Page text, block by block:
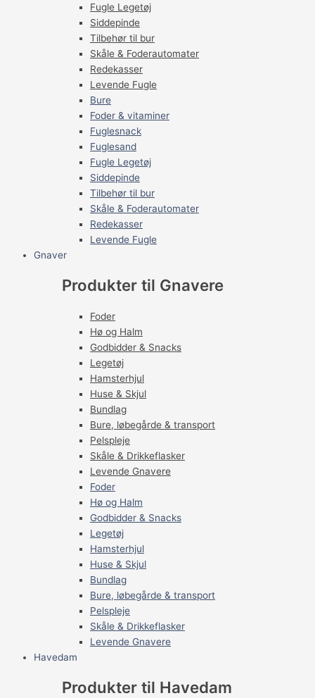
Fugle Legetøj
Siddepinde
Tilbehør til bur
Skåle & Foderautomater
Redekasser
Levende Fugle
Bure
Foder & vitaminer
Fuglesnack
Fuglesand
Fugle Legetøj
Siddepinde
Tilbehør til bur
Skåle & Foderautomater
Redekasser
Levende Fugle
Gnaver
Produkter til Gnavere
Foder
Hø og Halm
Godbidder & Snacks
Legetøj
Hamsterhjul
Huse & Skjul
Bundlag
Bure, løbegårde & transport
Pelspleje
Skåle & Drikkeflasker
Levende Gnavere
Foder
Hø og Halm
Godbidder & Snacks
Legetøj
Hamsterhjul
Huse & Skjul
Bundlag
Bure, løbegårde & transport
Pelspleje
Skåle & Drikkeflasker
Levende Gnavere
Havedam
Produkter til Havedam